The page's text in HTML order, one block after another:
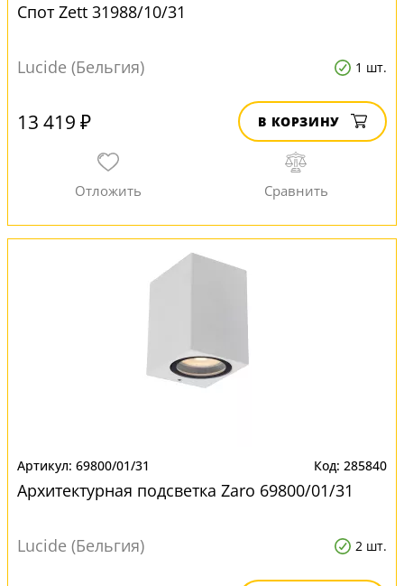
Спот Zett 31988/10/31
Lucide (Бельгия) 1 шт.
13 419 ₽ В КОРЗИНУ
69800/01/31 285840
Архитектурная подсветка Zaro 69800/01/31
Lucide (Бельгия) 2 шт.